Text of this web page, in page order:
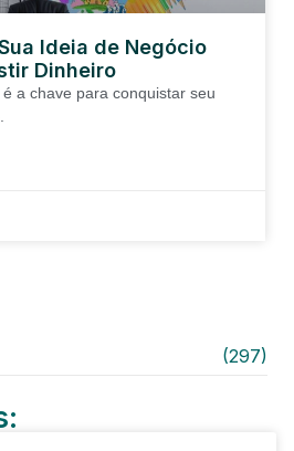
Ideia de Negócio
Dinheiro
a chave para conquistar seu
(297)